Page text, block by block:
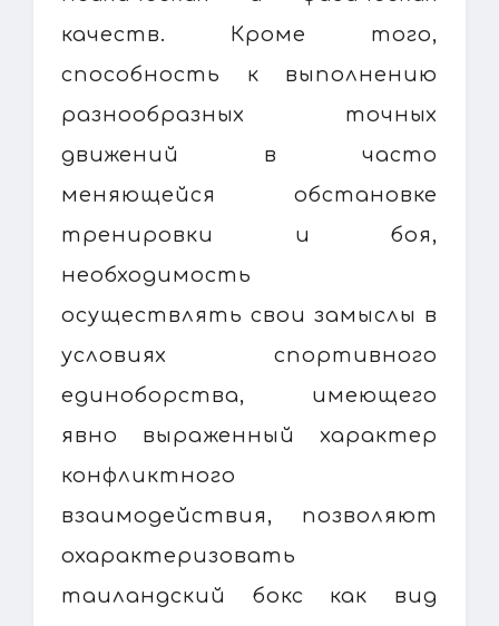
качеств. Кроме того,
способность к выполнению
разнообразных точных
движений в часто
меняющейся обстановке
тренировки и боя,
необходимость
осуществлять свои замыслы в
условиях спортивного
единоборства, имеющего
явно выраженный характер
конфликтного
взаимодействия, позволяют
охарактеризовать
таиландский бокс как вид